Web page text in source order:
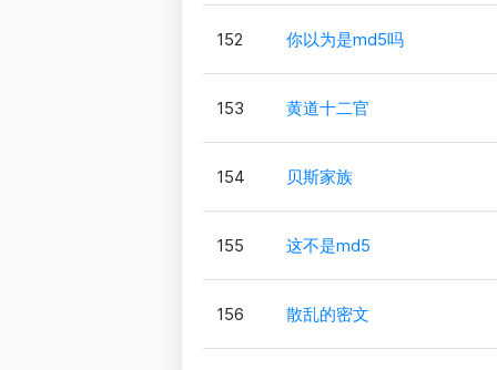
152 你以为是md5吗
153 黄道十二官
154 贝斯家族
155 这不是md5
156 散乱的密文